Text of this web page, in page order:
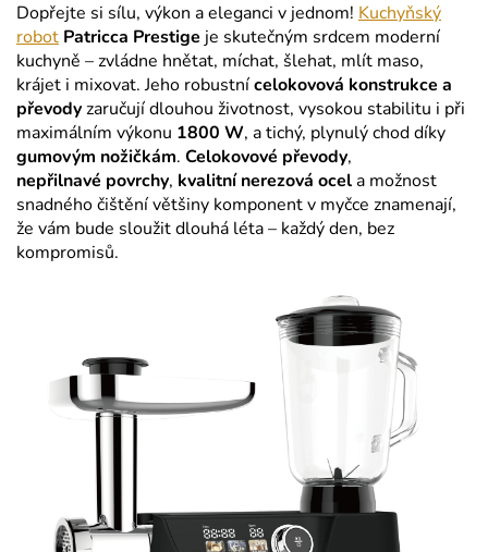
Dopřejte si sílu, výkon a eleganci v jednom! Kuchyňský
robot Patricca Prestige je skutečným srdcem moderní
kuchyně – zvládne hnětat, míchat, šlehat, mlít maso,
krájet i mixovat. Jeho robustnícelokovová konstrukce a
převodyzaručují dlouhou životnost, vysokou stabilitu i při
maximálním výkonu 1800 W, a tichý, plynulý chod díky
gumovým nožičkám. Celokovové převody,
nepřilnavé povrchy, kvalitní nerezová ocela možnost
snadného čištění většiny komponent v myčce znamenají,
že vám bude sloužit dlouhá léta – každý den, bez
kompromisů.